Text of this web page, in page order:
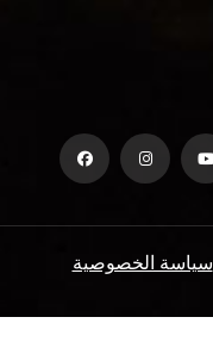
سياسة الخصوصية